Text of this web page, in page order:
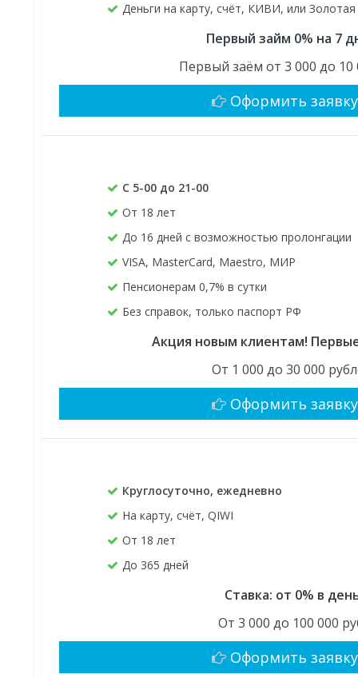
Деньги на карту, счёт, КИВИ, или
Первый займ 0% на 7
Первый заём от 3 000 до 10
Оформить заявку
С 5-00 до 21-00
От 18 лет
До 16 дней с возможностью пролонгации
VISA, MasterCard, Maestro, МИР
Пенсионерам 0,7% в сутки
Без справок, только паспорт РФ
Акция новым клиентам!
От 1 000 до 30 000
Оформить заявку
Круглосуточно, ежедневно
На карту, счёт, QIWI
От 18 лет
До 365 дней
Ставка: от 0% в
От 3 000 до 100 000
Оформить заявку